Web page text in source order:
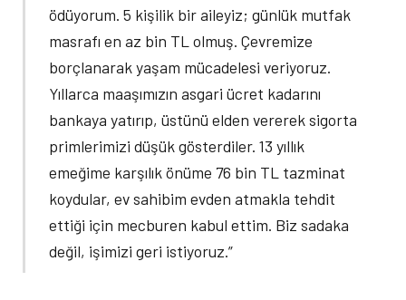
ödüyorum. 5 kişilik bir aileyiz; günlük mutfak
masrafı en az bin TL olmuş. Çevremize
borçlanarak yaşam mücadelesi veriyoruz.
Yıllarca maaşımızın asgari ücret kadarını
bankaya yatırıp, üstünü elden vererek sigorta
primlerimizi düşük gösterdiler. 13 yıllık
emeğime karşılık önüme 76 bin TL tazminat
koydular, ev sahibim evden atmakla tehdit
ettiği için mecburen kabul ettim. Biz sadaka
değil, işimizi geri istiyoruz.”